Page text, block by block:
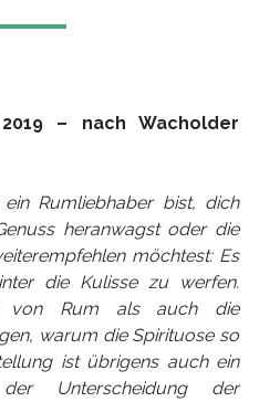
– nach Wacholder
Rumliebhaber bist, dich
heranwagst oder die
möchtest: Es
die Kulisse zu werfen.
von Rum als auch die
warum die Spirituose so
ist übrigens auch ein
Unterscheidung der